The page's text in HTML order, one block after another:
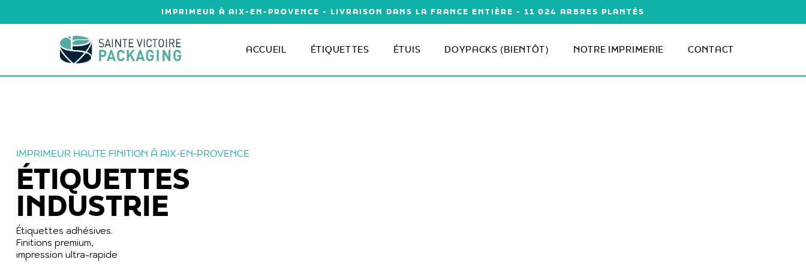
IMPRIMEUR À AIX-EN-PROVENCE - LIVRAISON DANS LA FRANCE ENTIÈRE - 11 024 ARBRES PLANTÉS
ACCUEIL ÉTIQUETTES ÉTUIS DOYPACKS (BIENTÔT) NOTRE IMPRIMERIE CONTACT
IMPRIMEUR HAUTE FINITION Â AIX-EN-PROVENCE
ÉTIQUETTES
INDUSTRIE
Étiquettes adhésives.
Finitions premium,
impression ultra-rapide